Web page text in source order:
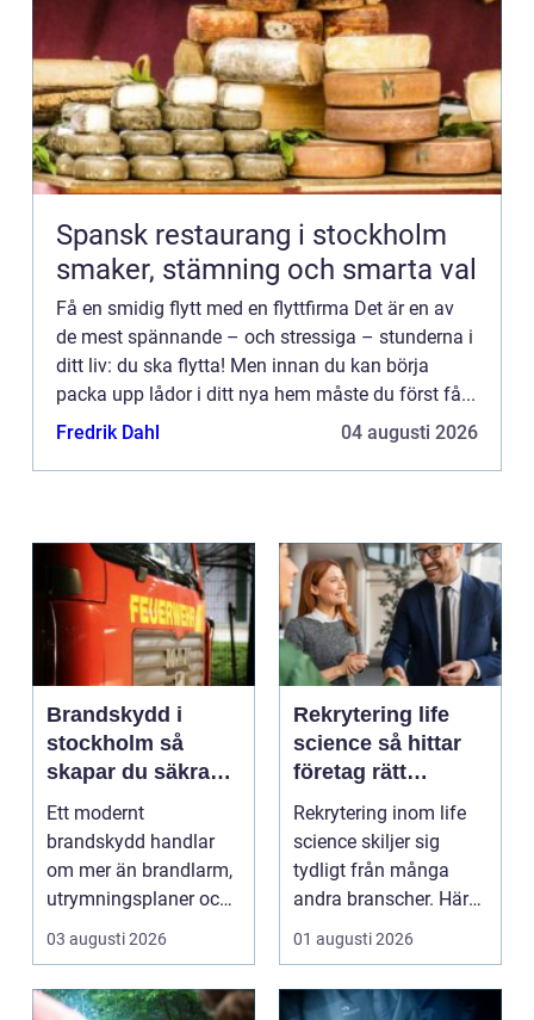
Spansk restaurang i stockholm
smaker, stämning och smarta val
Få en smidig flytt med en flyttfirma Det är en av
de mest spännande – och stressiga – stunderna i
ditt liv: du ska flytta! Men innan du kan börja
packa upp lådor i ditt nya hem måste du först få...
Fredrik Dahl
04 augusti 2026
Brandskydd i
stockholm så
skapar du säkra
byggnader på
riktigt
Ett modernt
brandskydd handlar
om mer än brandlarm,
utrymningsplaner och
röda brandsläckare på
03 augusti 2026
Rekrytering life
science så hittar
företag rätt
kompetens när
kraven är som
högst
Rekrytering inom life
science skiljer sig
tydligt från många
andra branscher. Här
påverkar varje bes...
01 augusti 2026